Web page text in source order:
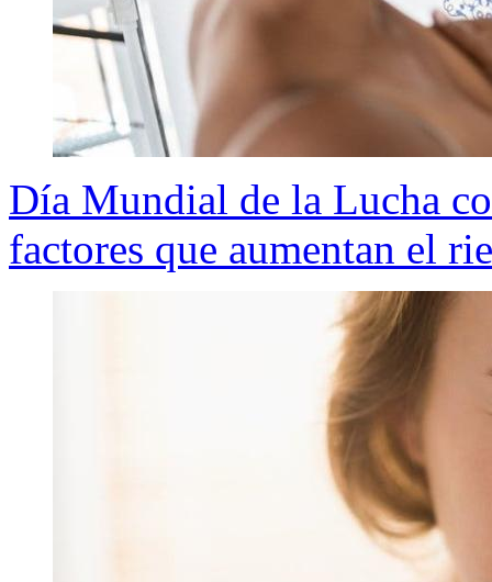
Día Mundial de la Lucha
factores que aumentan el